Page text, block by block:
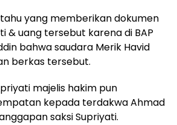
yang memberikan dokumen
& uang tersebut karena di BAP
bahwa saudara Merik Havid
berkas tersebut.
majelis hakim pun
kepada terdakwa Ahmad
saksi Supriyati.